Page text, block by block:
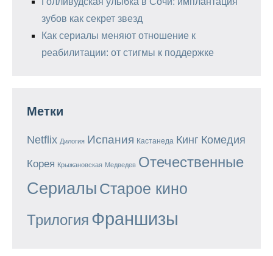
зубов как секрет звезд
Как сериалы меняют отношение к
реабилитации: от стигмы к поддержке
Метки
Netflix Дилогия Испания Кастанеда Кинг Комедия
Корея Крыжановская Медведев Отечественные
Сериалы Старое кино
Трилогия Франшизы